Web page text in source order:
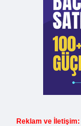
Reklam ve İletişim: